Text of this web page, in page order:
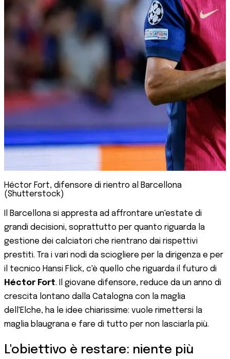
Héctor Fort, difensore di rientro al Barcellona
(Shutterstock)
Il Barcellona si appresta ad affrontare un'estate di
grandi decisioni, soprattutto per quanto riguarda la
gestione dei calciatori che rientrano dai rispettivi
prestiti. Tra i vari nodi da sciogliere per la dirigenza e per
il tecnico Hansi Flick, c'è quello che riguarda il futuro di
Héctor Fort. Il giovane difensore, reduce da un anno di
crescita lontano dalla Catalogna con la maglia
dell'Elche, ha le idee chiarissime: vuole rimettersi la
maglia blaugrana e fare di tutto per non lasciarla più.
L'obiettivo è restare: niente più